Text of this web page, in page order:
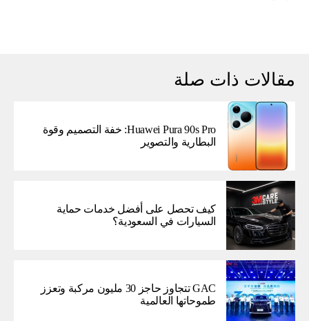
مقالات ذات صلة
Huawei Pura 90s Pro: خفة التصميم وقوة
البطارية والتصوير
كيف تحصل على أفضل خدمات حماية
السيارات في السعودية؟
GAC تتجاوز حاجز 30 مليون مركبة وتعزز
طموحاتها العالمية